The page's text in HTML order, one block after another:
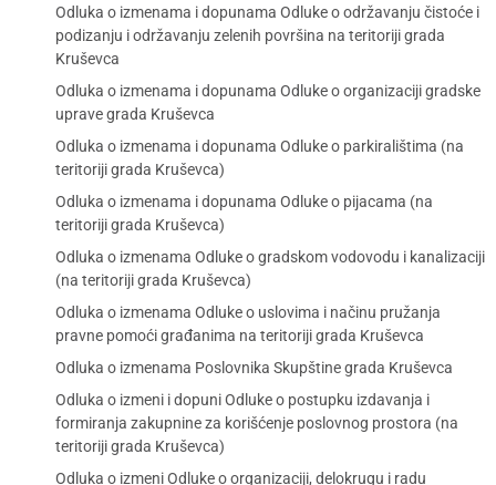
Odluka o izmenama i dopunama Odluke o održavanju čistoće i
podizanju i održavanju zelenih površina na teritoriji grada
Kruševca
Odluka o izmenama i dopunama Odluke o organizaciji gradske
uprave grada Kruševca
Odluka o izmenama i dopunama Odluke o parkiralištima (na
teritoriji grada Kruševca)
Odluka o izmenama i dopunama Odluke o pijacama (na
teritoriji grada Kruševca)
Odluka o izmenama Odluke o gradskom vodovodu i kanalizaciji
(na teritoriji grada Kruševca)
Odluka o izmenama Odluke o uslovima i načinu pružanja
pravne pomoći građanima na teritoriji grada Kruševca
Odluka o izmenama Poslovnika Skupštine grada Kruševca
Odluka o izmeni i dopuni Odluke o postupku izdavanja i
formiranja zakupnine za korišćenje poslovnog prostora (na
teritoriji grada Kruševca)
Odluka o izmeni Odluke o organizaciji, delokrugu i radu